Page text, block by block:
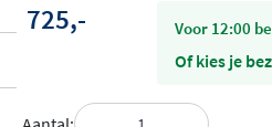
725,- voor 12:00
Of kies je